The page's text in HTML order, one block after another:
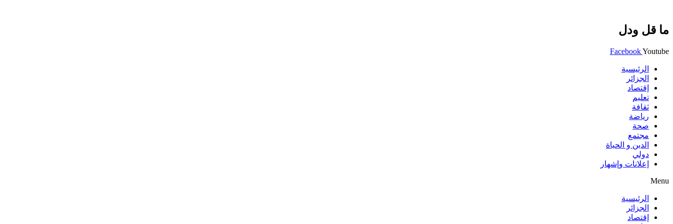
ما قل ودل
FacebookYoutube
الرئيسية
الجزائر
إقتصاد
تعليم
ثقافة
رياضة
صحة
مجتمع
الدين و الحياة
دولي
إعلانات وإشهار
Menu
الرئيسية
الجزائر
إقتصاد